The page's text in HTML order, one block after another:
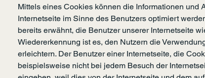
Mittels eines Cookies können die Informationen und
Internetseite im Sinne des Benutzers optimiert
bereits erwähnt, die Benutzer unserer Internetseite
Wiedererkennung ist es, den Nutzern die
erleichtern. Der Benutzer einer Internetseite, die
beispielsweise nicht bei jedem Besuch der